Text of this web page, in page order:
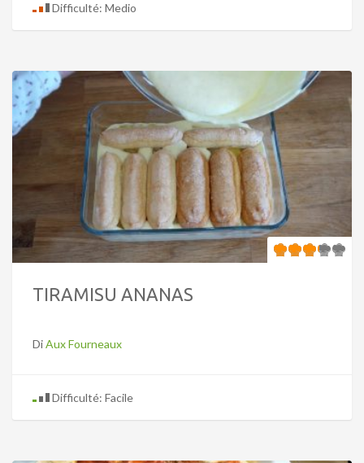
Difficulté: Medio
TIRAMISU ANANAS
DiAux Fourneaux
Difficulté: Facile